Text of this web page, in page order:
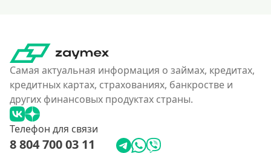
Самая актуальная информация о займах, кредитах,
кредитных картах, страхованиях, банкростве и
других финансовых продуктах страны.
Телефон для связи
8 804 700 03 11